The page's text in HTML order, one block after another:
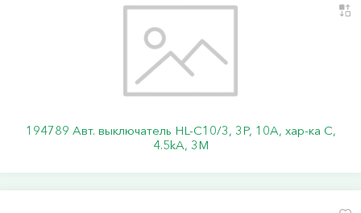
194789 Авт. выключатель HL-C10/3, 3P, 10A, хар-ка C,
4.5kA, 3M